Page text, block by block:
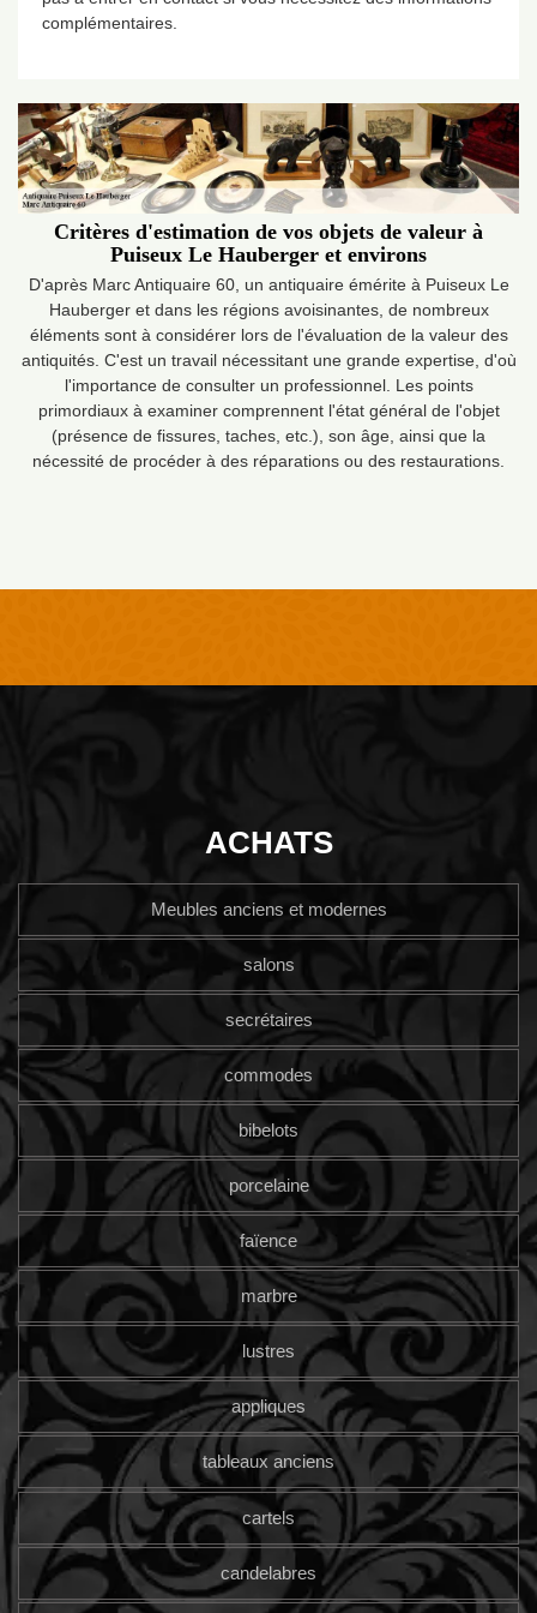
complémentaires.
Critères d'estimation de vos objets de valeur à
Puiseux Le Hauberger et environs
D'après Marc Antiquaire 60, un antiquaire émérite à Puiseux Le
Hauberger et dans les régions avoisinantes, de nombreux
éléments sont à considérer lors de l'évaluation de la valeur des
antiquités. C'est un travail nécessitant une grande expertise, d'où
l'importance de consulter un professionnel. Les points
primordiaux à examiner comprennent l'état général de l'objet
(présence de fissures, taches, etc.), son âge, ainsi que la
nécessité de procéder à des réparations ou des restaurations.
ACHATS
Meubles anciens et modernes
salons
secrétaires
commodes
bibelots
porcelaine
faïence
marbre
lustres
appliques
tableaux anciens
cartels
candelabres